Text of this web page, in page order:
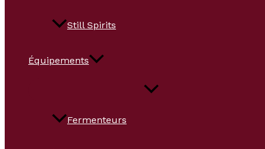
Still Spirits
Équipements
Fermenteurs